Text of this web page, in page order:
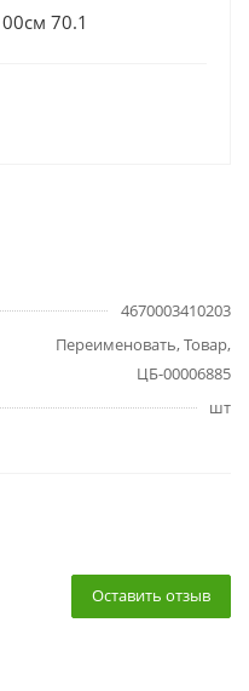
70.1
4670003410203
Переименовать, Товар,
ЦБ-00006885
шт
Оставить отзыв